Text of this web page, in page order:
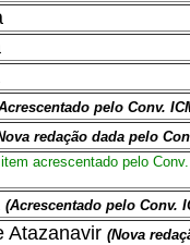
pelo Conv.
redação dada pelo
acrescentado pelo
(Acrescentado pelo Conv.
Atazanavir (Nova